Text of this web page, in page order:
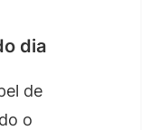
dia
de
o